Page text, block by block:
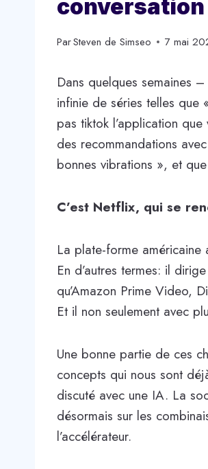
conversation
ParSteven de Simseo 7 mai
Dans quelques semaines
infinie de séries telles que
pas tiktok l’application
des recommandations
bonnes vibrations », et
C’est Netflix, qui se
La plate-forme américaine
En d’autres termes: il
qu’Amazon Prime Video,
Et il non seulement avec
Une bonne partie de ces
concepts qui nous sont
discuté avec une IA. La
désormais sur les
l’accélérateur.